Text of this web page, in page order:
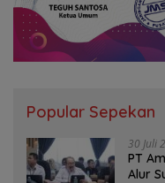
Popular Sepekan
30 Juli
PT
Alur